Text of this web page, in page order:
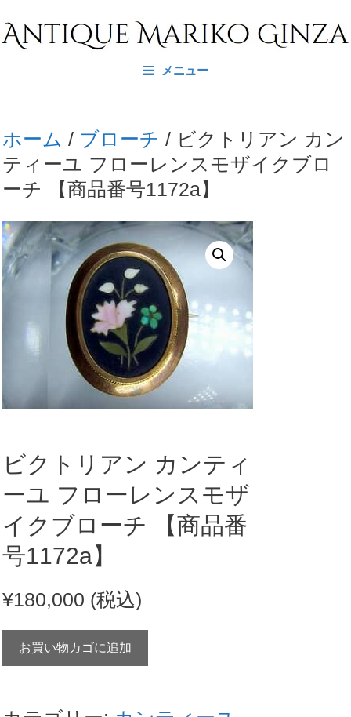
ン
へ
ス
キ
プ
メニュー
ホーム / ブローチ / ビクトリアン カン
ティーユ フローレンスモザイクブロ
ーチ 【商品番号1172a】
ビクトリアン カンティ
ーユ フローレンスモザ
イクブローチ 【商品番
号1172a】
¥180,000 (税込)
ビ
ク
お買い物カゴに追加